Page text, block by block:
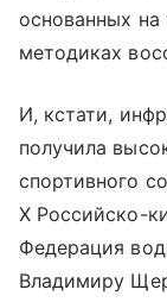
основанных
методиках
И, кстати,
получила
спортивного
X Российско-
Федерация
Владимиру